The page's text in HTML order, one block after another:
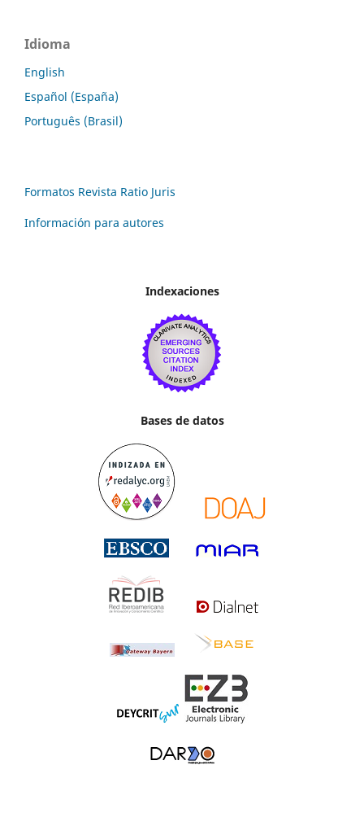
Idioma
English
Español (España)
Português (Brasil)
Formatos Revista Ratio Juris
Información para autores
Indexaciones
Bases de datos